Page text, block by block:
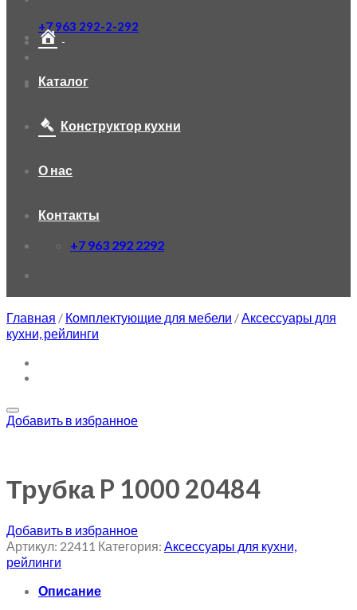
+7 963 292-2-292
Каталог
Конструктор кухни
О нас
Контакты
+7 963 292 2292
Главная / Комплектующие для мебели /Аксессуары для
кухни, рейлинги
Добавить в избранное
Трубка P 1000 20484
Добавить в избранное
Артикул: 22411 Категория: Аксессуары для кухни,
рейлинги
Описание